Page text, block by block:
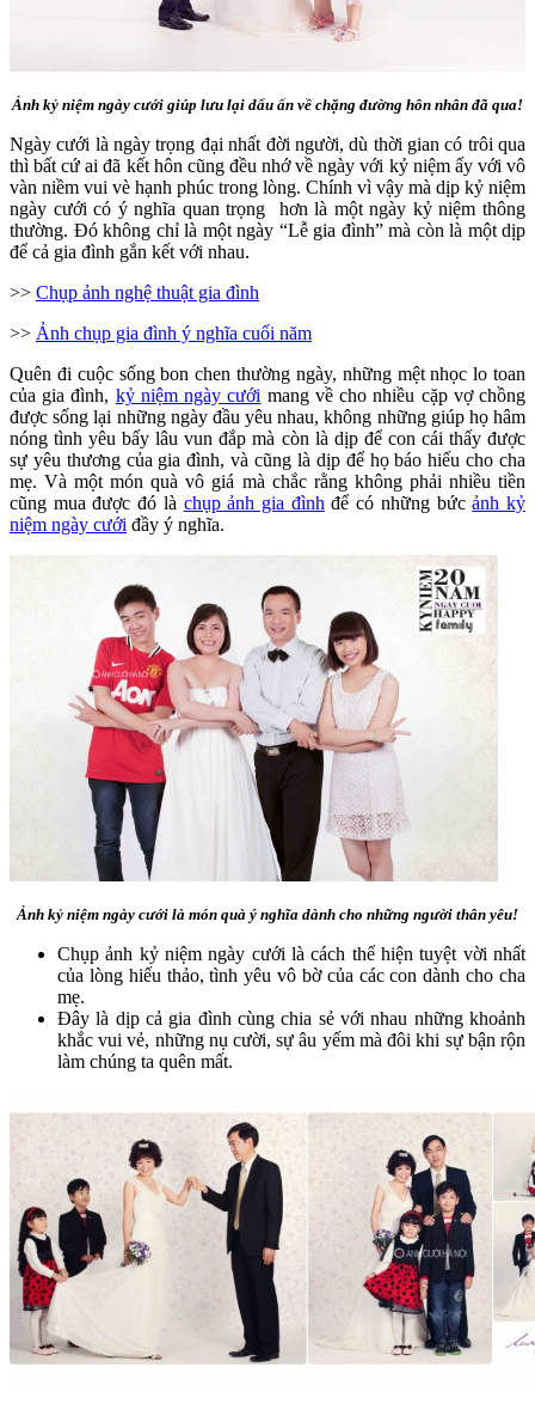
Ảnh kỷ niệm ngày cưới giúp lưu lại dấu ấn về chặng đường hôn nhân đã qua!
Ngày cưới là ngày trọng đại nhất đời người, dù thời gian có trôi qua
thì bất cứ ai đã kết hôn cũng đều nhớ về ngày với kỷ niệm ấy với vô
vàn niềm vui vè hạnh phúc trong lòng. Chính vì vậy mà dịp kỷ niệm
ngày cưới có ý nghĩa quan trọng hơn là một ngày kỷ niệm thông
thường. Đó không chỉ là một ngày “Lễ gia đình” mà còn là một dịp
để cả gia đình gắn kết với nhau.
>> Chụp ảnh nghệ thuật gia đình
>> Ảnh chụp gia đình ý nghĩa cuối năm
Quên đi cuộc sống bon chen thường ngày, những mệt nhọc lo toan
của gia đình, kỷ niệm ngày cưới mang về cho nhiều cặp vợ chồng
được sống lại những ngày đầu yêu nhau, không những giúp họ hâm
nóng tình yêu bấy lâu vun đắp mà còn là dịp để con cái thấy được
sự yêu thương của gia đình, và cũng là dịp để họ báo hiếu cho cha
mẹ. Và một món quà vô giá mà chắc rằng không phải nhiều tiền
cũng mua được đó là chụp ảnh gia đình để có những bứcảnh kỷ
niệm ngày cưới đầy ý nghĩa.
Ảnh kỷ niệm ngày cưới là món quà ý nghĩa dành cho những người thân yêu!
Chụp ảnh kỷ niệm ngày cưới là cách thể hiện tuyệt vời nhất
của lòng hiếu thảo, tình yêu vô bờ của các con dành cho cha
mẹ.
Đây là dịp cả gia đình cùng chia sẻ với nhau những khoảnh
khắc vui vẻ, những nụ cười, sự âu yếm mà đôi khi sự bận rộn
làm chúng ta quên mất.